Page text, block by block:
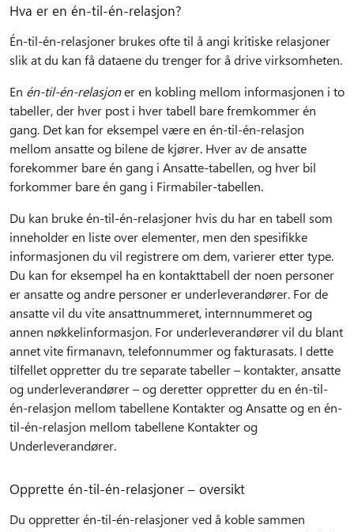
Hva er en én-til-én-relasjon?
Én-til-én-relasjoner brukes ofte til å angi kritiske relasjoner
slik at du kan få dataene du trenger for å drive virksomheten.
En én-til-én-relasjoner en kobling mellom informasjonen i to
tabeller, der hver post i hver tabell bare fremkommer én
gang. Det kan for eksempel være en én-til-én-relasjon
mellom ansatte og bilene de kjører. Hver av de ansatte
forekommer bare én gang i Ansatte-tabellen, og hver bil
forkommer bare én gang i Firmabiler-tabellen.
Du kan bruke én-til-én-relasjoner hvis du har en tabell som
inneholder en liste over elementer, men den spesifikke
informasjonen du vil registrere om dem, varierer etter type.
Du kan for eksempel ha en kontakttabell der noen personer
er ansatte og andre personer er underleverandører. For de
ansatte vil du vite ansattnummeret, internnummeret og
annen nøkkelinformasjon. For underleverandører vil du blant
annet vite firmanavn, telefonnummer og fakturasats. I dette
tilfellet oppretter du tre separate tabeller – kontakter, ansatte
og underleverandører – og deretter oppretter du en én-til-
én-relasjon mellom tabellene Kontakter og Ansatte og en én-
til-én-relasjon mellom tabellene Kontakter og
Underleverandører.
Opprette én-til-én-relasjoner – oversikt
Du oppretter én-til-én-relasjoner ved å koble sammen